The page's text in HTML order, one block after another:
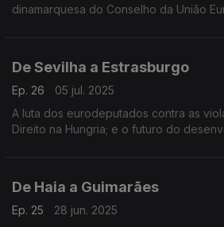
dinamarquesa do Conselho da União
De Sevilha a Estrasburgo
Ep. 26
05 jul. 2025
A luta dos eurodeputados contra as
Direito na Hungria; e o futuro do
De Haia a Guimarães
Ep. 25
28 jun. 2025